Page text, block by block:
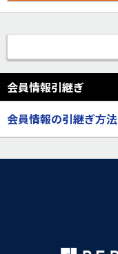
会員情報引継ぎ
会員情報の引継ぎ方法